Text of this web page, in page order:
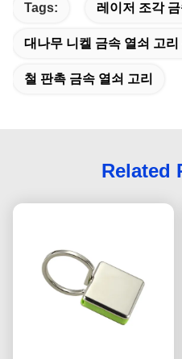
Tags: 레이저 조각
대나무 니켈 금속 열쇠 고리
철 판촉 금속 열쇠 고리
Related